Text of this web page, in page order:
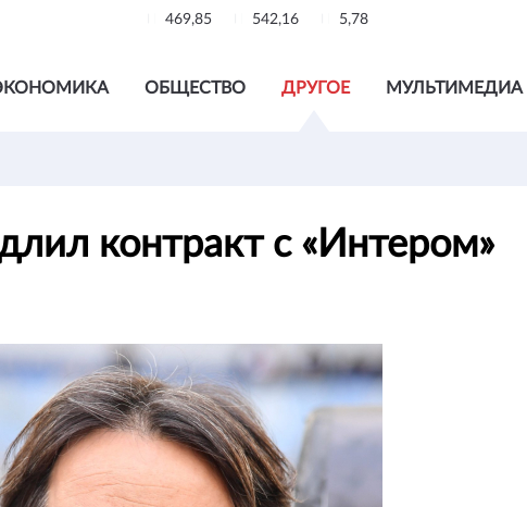
469,85 542,16 5,78
ОБЩЕСТВО ДРУГОЕ МУЛЬТИМЕДИА
контракт с «Интером»